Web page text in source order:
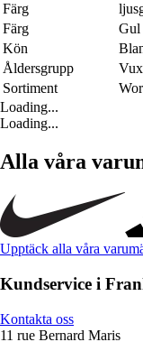
Färg
Färg
Gul
Kön
Åldersgrupp
Sortiment
Loading...
Loading...
Alla våra
Upptäck alla våra
Kundservice i
Kontakta oss
11 rue Bernard Maris